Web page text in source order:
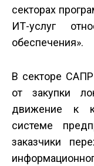
секторах
ИТ-услуг
обеспечения».
В секторе
от закупки
движение к
системе
заказчики